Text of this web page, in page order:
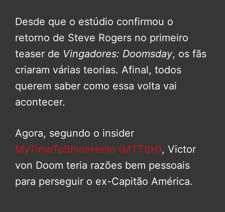
Desde que o estúdio confirmou o
retorno de Steve Rogers no primeiro
teaser de Vingadores: Doomsday, os fãs
criaram várias teorias. Afinal, todos
querem saber como essa volta vai
acontecer.
Agora, segundo o insider
MyTimeToShineHello (MTTSH), Victor
von Doom teria razões bem pessoais
para perseguir o ex-Capitão América.